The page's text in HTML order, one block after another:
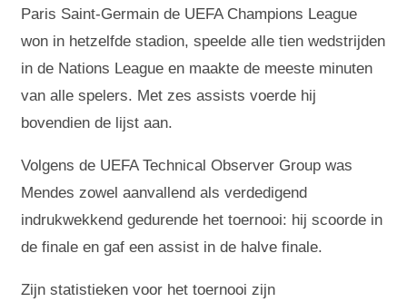
Paris Saint-Germain de UEFA Champions League
won in hetzelfde stadion, speelde alle tien wedstrijden
in de Nations League en maakte de meeste minuten
van alle spelers. Met zes assists voerde hij
bovendien de lijst aan.
Volgens de UEFA Technical Observer Group was
Mendes zowel aanvallend als verdedigend
indrukwekkend gedurende het toernooi: hij scoorde in
de finale en gaf een assist in de halve finale.
Zijn statistieken voor het toernooi zijn